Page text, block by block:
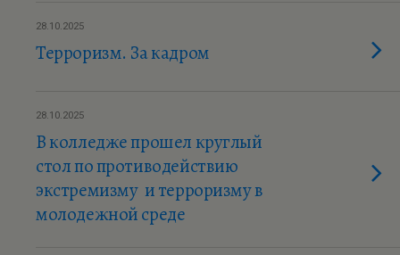
28.10.2025
Терроризм. За кадром
28.10.2025
В колледже прошел круглый
стол по противодействию
экстремизму и терроризму в
молодежной среде